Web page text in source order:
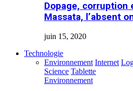
Dopage, corruption
Massata, l’absent
juin 15, 2020
Technologie
Environnement Internet
Science Tablette
Environnement